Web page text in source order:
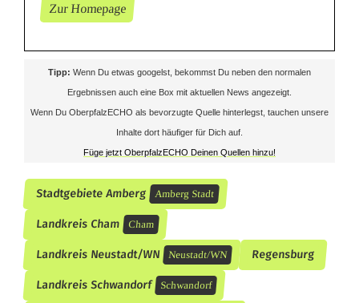
Zur Homepage
Tipp: Wenn Du etwas googelst, bekommst Du neben den normalen
Ergebnissen auch eine Box mit aktuellen News angezeigt.
Wenn Du OberpfalzECHO als bevorzugte Quelle hinterlegst, tauchen unsere
Inhalte dort häufiger für Dich auf.
Füge jetzt OberpfalzECHO Deinen Quellen hinzu!
Stadtgebiete Amberg Amberg Stadt
Landkreis Cham Cham
Landkreis Neustadt/WN Neustadt/WN Regensburg
Landkreis Schwandorf Schwandorf